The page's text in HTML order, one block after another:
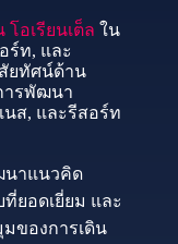
อเรียนเต็ล ใน
ร์ท, และ
ยทัศน์ด้าน
ารพัฒนา
ส, และรีสอร์ท
นาแนวคิด
ยอดเยี่ยม และ
ของการเดิน